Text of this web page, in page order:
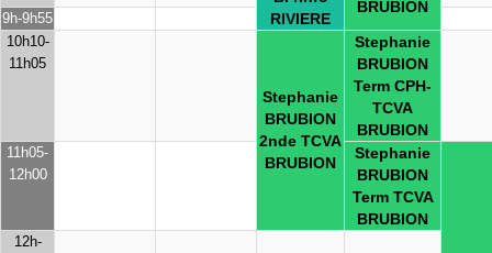
RIVIERE
BRUBION
9h-9h55
10h10-
11h05
Stephanie
BRUBION
2nde TCVA
BRUBION
Stephanie
BRUBION
Term CPH-
TCVA
BRUBION
11h05-
12h00
Stephanie
BRUBION
Term TCVA
BRUBION
12h-